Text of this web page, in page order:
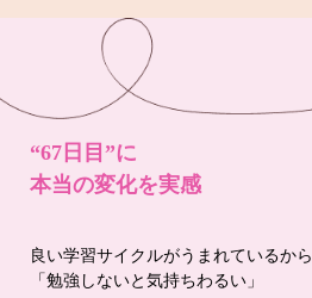
“67日目”に
本当の変化を実感
良い学習サイクルがうまれているから
「勉強しないと気持ちわるい」